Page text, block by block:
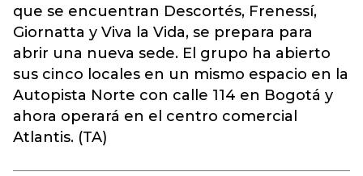
que se encuentran Descortés, Frenessí,
Giornatta y Viva la Vida, se prepara para
abrir una nueva sede. El grupo ha abierto
sus cinco locales en un mismo espacio en la
Autopista Norte con calle 114 en Bogotá y
ahora operará en el centro comercial
Atlantis. (TA)